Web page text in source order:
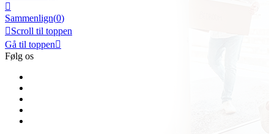

Sammenlign(0)
Scroll til toppen
Gå til toppen
Følg os